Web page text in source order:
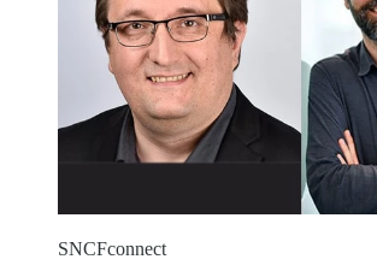
SNCFconnect